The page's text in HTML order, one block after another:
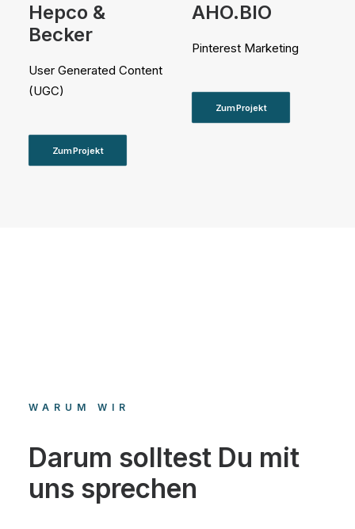
Hepco &
Becker
User Generated Content
(UGC)
Zum Projekt
AHO.BIO
Pinterest Marketing
Zum Projekt
WARUM WIR
Darum solltest Du mit
uns sprechen